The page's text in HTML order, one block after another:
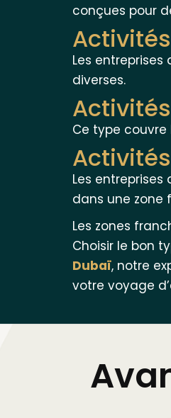
conçues pour
Les
diverses.
Ce type
Les
dans une zone
Les zones
Choisir le bon
Dubaï, notre
votre voyage